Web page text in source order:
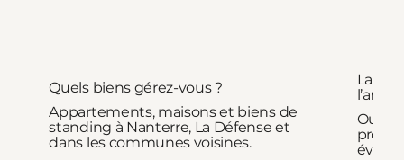
Quels biens gérez-vous ?
Appartements, maisons et biens de
standing à Nanterre, La Défense et
dans les communes voisines.
La
Oui,